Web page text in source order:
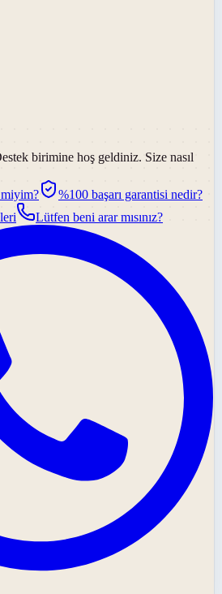
birimine hoş geldiniz. Size nasıl
%100 başarı garantisi nedir?
Lütfen beni arar mısınız?